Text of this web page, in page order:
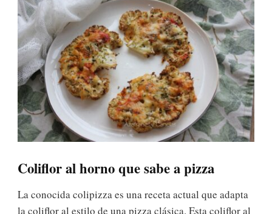
Coliflor al horno que sabe a pizza
La conocida colipizza es una receta actual que adapta
la coliflor al estilo de una pizza clásica. Esta coliflor al